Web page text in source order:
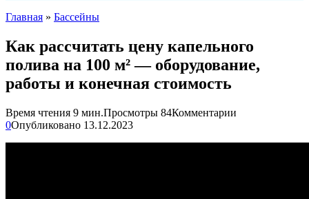
Главная » Бассейны
Как рассчитать цену капельного
полива на 100 м² — оборудование,
работы и конечная стоимость
Время чтения 9 мин.Просмотры 84Комментарии
0Опубликовано 13.12.2023